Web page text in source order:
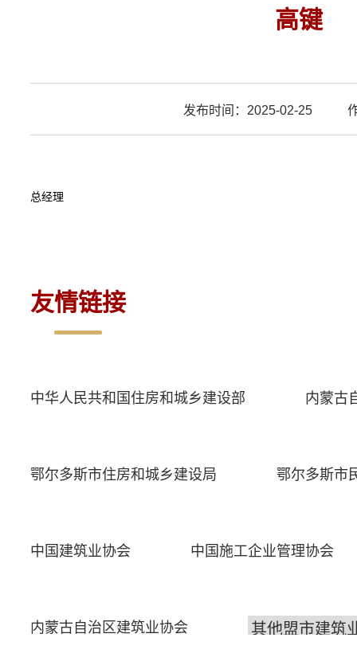
高键
发布时间：2025-02-25
总经理
友情链接
中华人民共和国住房和城乡建设部 内蒙古
鄂尔多斯市住房和城乡建设局 鄂尔多斯市
中国建筑业协会 中国施工企业管理协会
内蒙古自治区建筑业协会